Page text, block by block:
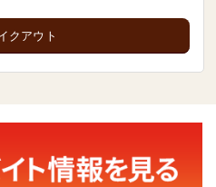
クアウト